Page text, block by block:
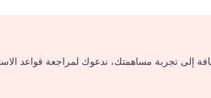
إلى تجربة مساهمتك، ندعوك لمراجعة قواعد